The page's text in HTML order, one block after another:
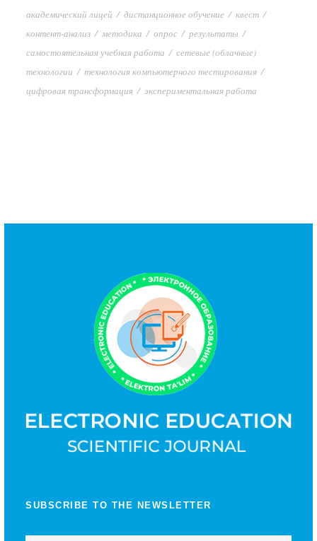
академический лицей / дистанционное обучение / квест /
контент-анализ / методика / опрос / результаты /
самостоятельная учебная работа / сетевые (облачные)
технологии / технология компьютерного тестирования /
цифровая трансформация / экспериментальная работа
SUBSCRIBE TO THE NEWSLETTER